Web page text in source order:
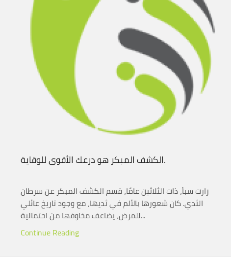
الكشف المبكر هو درعك الأقوى للوقاية.
زارت سبأ، ذات الثلاثين عامًا، قسم الكشف المبكر عن سرطان
الثدي. كان شعورها بالألم في ثديها، مع وجود تاريخ عائلي
للمرض، يضاعف مخاوفها من احتمالية...
Continue Reading